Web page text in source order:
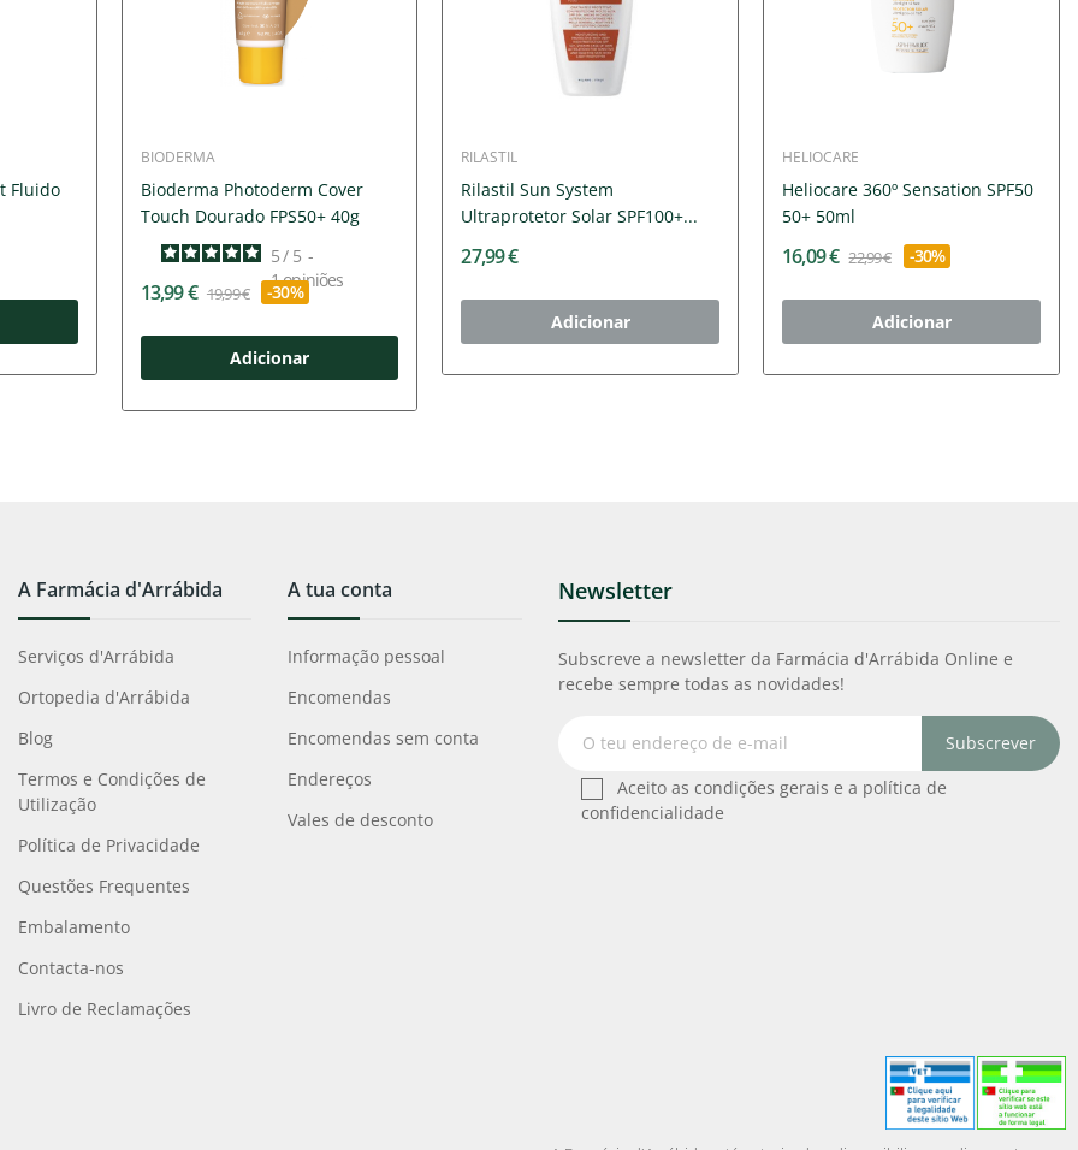
Fluido
BIODERMA
Bioderma Photoderm Cover
Touch Dourado FPS50+ 40g
5/ 5 -
1opiniões
13,99 € 19,99 € -30%
Adicionar
RILASTIL
Rilastil Sun System
Ultraprotetor Solar SPF100+...
27,99 €
Adicionar
HELIOCARE
Heliocare 360º Sensation SPF50
50+ 50ml
16,09 € 22,99 € -30%
Adicionar
A Farmácia d'Arrábida
Serviços d'Arrábida
Ortopedia d'Arrábida
Blog
Termos e Condições de
Utilização
Política de Privacidade
Questões Frequentes
Embalamento
Contacta-nos
Livro de Reclamações
A tua conta
Informação pessoal
Encomendas
Encomendas sem conta
Endereços
Vales de desconto
Newsletter
Subscreve a newsletter da Farmácia d'Arrábida Online e
recebe sempre todas as novidades!
Subscrever
Aceito as condições gerais e a política de
confidencialidade